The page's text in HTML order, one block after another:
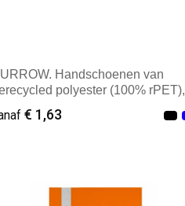
Handschoenen van
polyester (100% rPET),
touch tips
€ 1,63